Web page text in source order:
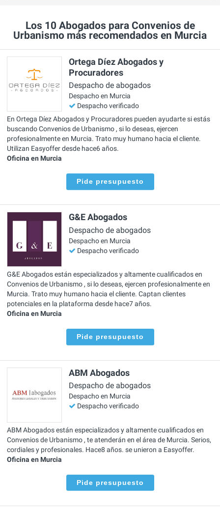
Los 10 Abogados para Convenios de
Urbanismo más recomendados en Murcia
Ortega Díez Abogados y
Procuradores
Despacho de abogados
Despacho en Murcia
Despacho verificado
En Ortega Díez Abogados y Procuradores pueden ayudarte si estás
buscando Convenios de Urbanismo , si lo deseas, ejercen
profesionalmente en Murcia. Trato muy humano hacia el cliente.
Utilizan Easyoffer desde hace6 años.
Oficina en Murcia
Pide presupuesto
G&E Abogados
Despacho de abogados
Despacho en Murcia
Despacho verificado
G&E Abogados están especializados y altamente cualificados en
Convenios de Urbanismo , si lo deseas, ejercen profesionalmente en
Murcia. Trato muy humano hacia el cliente. Captan clientes
potenciales en la plataforma desde hace7 años.
Oficina en Murcia
Pide presupuesto
ABM Abogados
Despacho de abogados
Despacho en Murcia
Despacho verificado
ABM Abogados están especializados y altamente cualificados en
Convenios de Urbanismo , te atenderán en el área de Murcia. Serios,
cordiales y profesionales. Hace8 años. se unieron a Easyoffer.
Oficina en Murcia
Pide presupuesto